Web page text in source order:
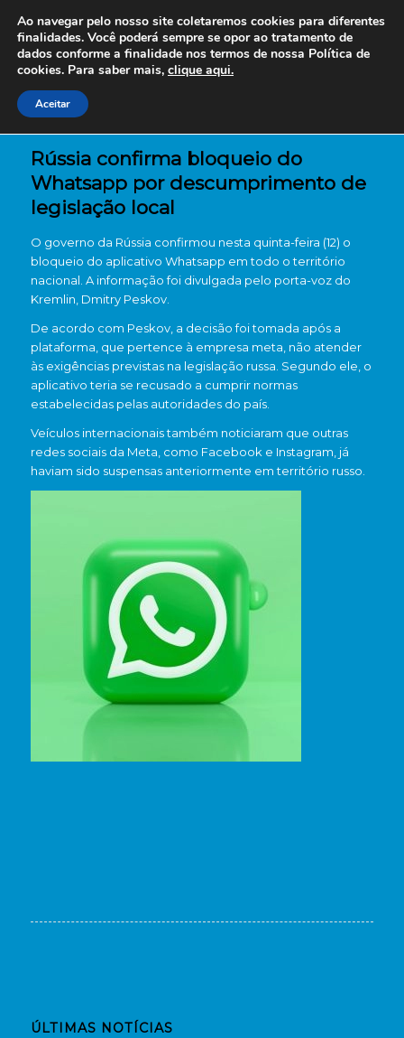
Rússia confirma bloqueio do
Whatsapp por descumprimento de
legislação local
O governo da Rússia confirmou nesta quinta-feira (12) o
bloqueio do aplicativo Whatsapp em todo o território
nacional. A informação foi divulgada pelo porta-voz do
Kremlin, Dmitry Peskov.
De acordo com Peskov, a decisão foi tomada após a
plataforma, que pertence à empresa meta, não atender
às exigências previstas na legislação russa. Segundo ele, o
aplicativo teria se recusado a cumprir normas
estabelecidas pelas autoridades do país.
Veículos internacionais também noticiaram que outras
redes sociais da Meta, como Facebook e Instagram, já
haviam sido suspensas anteriormente em território russo.
ÚLTIMAS NOTÍCIAS
Ao navegar pelo nosso site coletaremos cookies para diferentes
finalidades. Você poderá sempre se opor ao tratamento de
dados conforme a finalidade nos termos de nossa Política de
cookies. Para saber mais, clique aqui.
Aceitar